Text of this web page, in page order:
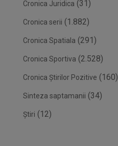
Cronica Juridica (31)
Cronica serii (1.882)
Cronica Spatiala (291)
Cronica Sportiva (2.528)
Cronica Știrilor Pozitive (160)
Sinteza saptamanii (34)
Știri (12)